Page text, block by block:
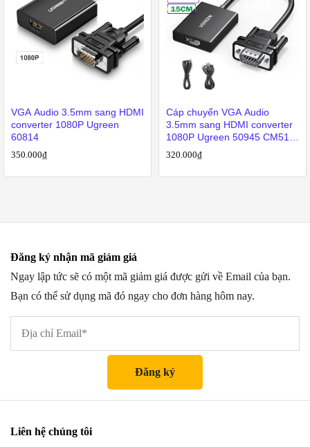
VGA Audio 3.5mm sang HDMI
converter 1080P Ugreen
60814
350.000₫
Cáp chuyển VGA Audio
3.5mm sang HDMI converter
1080P Ugreen 50945 CM513
– CM269
320.000₫
Đăng ký nhận mã giảm giá
Ngay lập tức sẽ có một mã giảm giá được gửi về Email của bạn.
Bạn có thể sử dụng mã đó ngay cho đơn hàng hôm nay.
Liên hệ chúng tôi